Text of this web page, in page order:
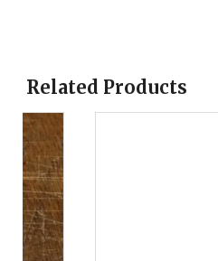
Related Products